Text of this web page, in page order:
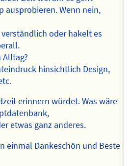
ausprobieren. Wenn nein,
oder hakelt es
Alltag?
hinsichtlich Design,
erinnern würdet. Was wäre
etwas ganz anderes.
einmal Dankeschön und Beste